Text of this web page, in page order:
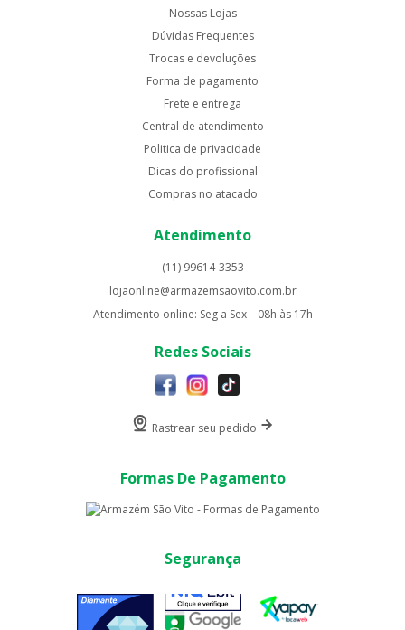
Nossas Lojas
Dúvidas Frequentes
Trocas e devoluções
Forma de pagamento
Frete e entrega
Central de atendimento
Politica de privacidade
Dicas do profissional
Compras no atacado
Atendimento
(11) 99614-3353
lojaonline@armazemsaovito.com.br
Atendimento online: Seg a Sex – 08h às 17h
Redes Sociais
Rastrear seu pedido
Formas De Pagamento
Segurança